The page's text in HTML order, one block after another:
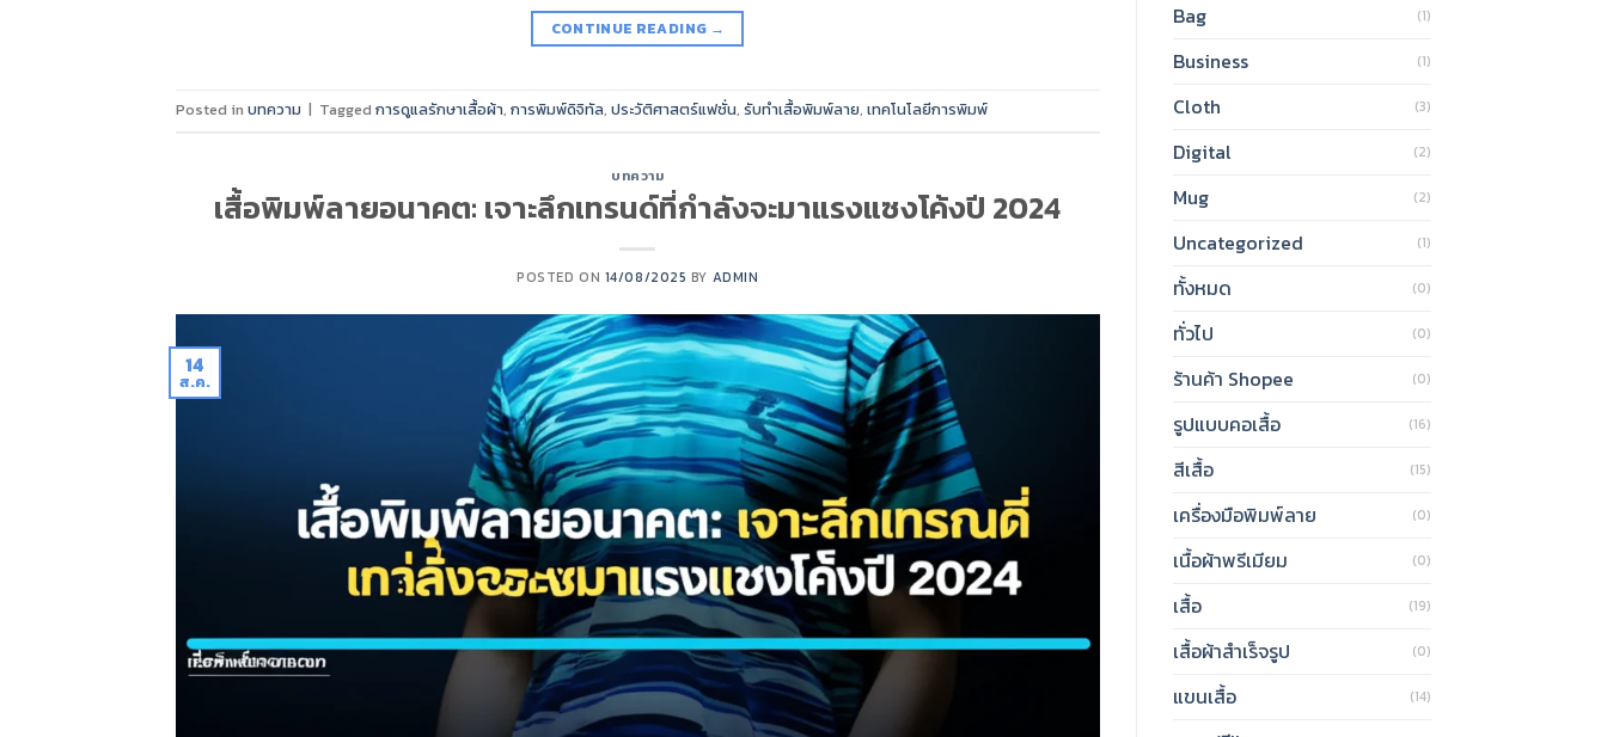
CONTINUE READING →
Posted in บทความ | Tagged การดูแลรักษาเสื้อผ้า, การพิมพ์ดิจิทัล, ประวัติศาสตร์แฟชั่น, รับทำเสื้อพิมพ์ลาย, เทคโนโลยีการพิมพ์
บทความ
เสื้อพิมพ์ลายอนาคต: เจาะลึกเทรนด์ที่กำลังจะมาแรงแซงโค้งปี 2024
POSTED ON 14/08/2025 BY ADMIN
14
ส.ค.
Bag (1)
Business (1)
Cloth (3)
Digital (2)
Mug (2)
Uncategorized (1)
ทั้งหมด (0)
ทั่วไป (0)
ร้านค้า Shopee (0)
รูปแบบคอเสื้อ (16)
สีเสื้อ (15)
เครื่องมือพิมพ์ลาย (0)
เนื้อผ้าพรีเมียม (0)
เสื้อ (19)
เสื้อผ้าสำเร็จรูป (0)
แขนเสื้อ (14)